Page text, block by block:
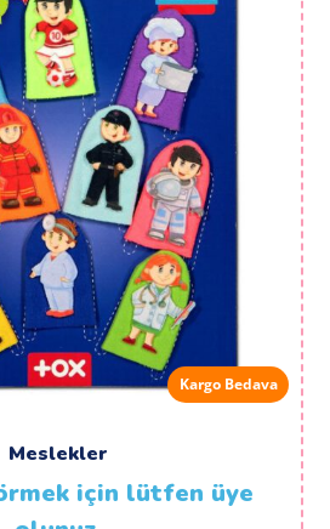
Kargo Bedava
Meslekler
için lütfen üye